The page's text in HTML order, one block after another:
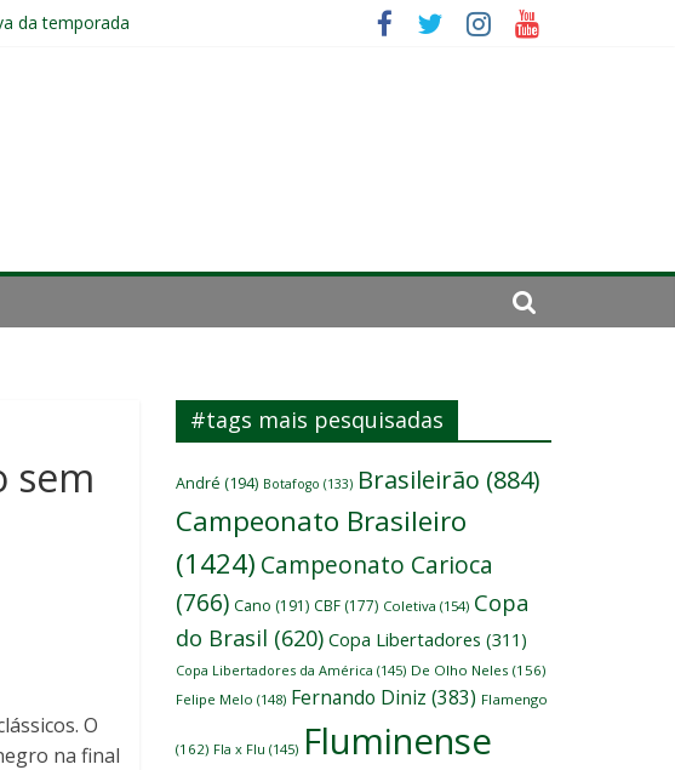
de cada um
direitos econômicos do atacante
sem
O
na final
#tags mais pesquisadas
André (194) Botafogo (133) Brasileirão (884)
Campeonato Brasileiro
(1424) Campeonato Carioca
(766) Cano (191) CBF (177) Coletiva (154) Copa
do Brasil (620) Copa Libertadores (311)
Copa Libertadores da América (145) De Olho Neles (156)
Felipe Melo (148) Fernando Diniz (383) Flamengo
(162) Fla x Flu (145) Fluminense